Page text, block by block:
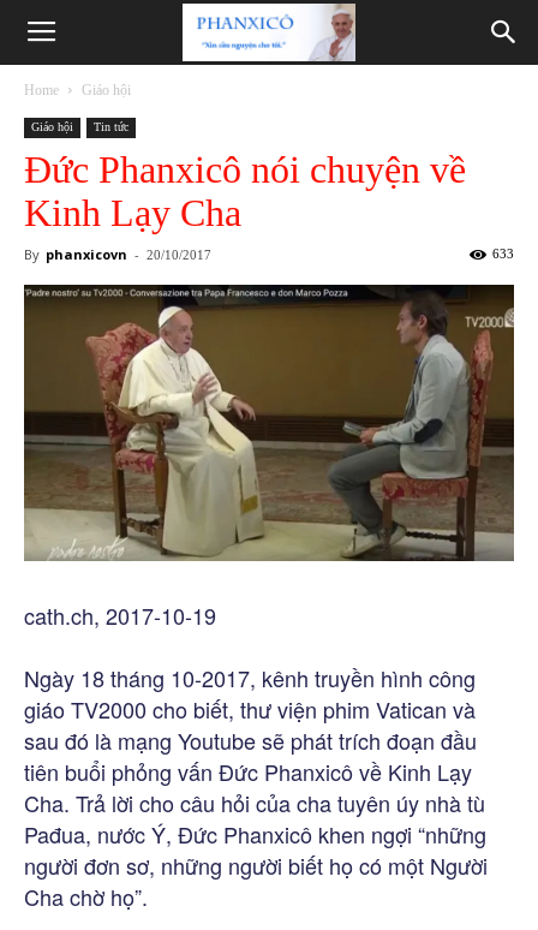
Phanxicô
Home Giáo hội
Giáo hội Tin tức
Đức Phanxicô nói chuyện về
Kinh Lạy Cha
By phanxicovn - 20/10/2017 633
cath.ch, 2017-10-19
Ngày 18 tháng 10-2017, kênh truyền hình công
giáo TV2000 cho biết, thư viện phim Vatican và
sau đó là mạng Youtube sẽ phát trích đoạn đầu
tiên buổi phỏng vấn Đức Phanxicô về Kinh Lạy
Cha. Trả lời cho câu hỏi của cha tuyên úy nhà tù
Pađua, nước Ý, Đức Phanxicô khen ngợi “những
người đơn sơ, những người biết họ có một Người
Cha chờ họ”.